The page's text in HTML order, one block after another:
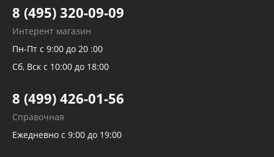
Тормозных трубок
Рукавов гидроусилителей
Рукавов компрессоров и турбин
Трубок кондиционеров
Развертка пайка медных стальных
алюминиевых трубок и штуцеров
8 (495) 320-09-09
Интерент магазин
Пн-Пт с 9:00 до 20 :00
Сб, Вск с 10:00 до 18:00
8 (499) 426-01-56
Справочная
Ежедневно с 9:00 до 19:00